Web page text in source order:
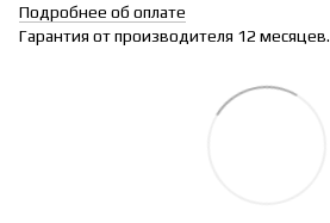
Подробнее об оплате
Гарантия от производителя 12 месяцев.